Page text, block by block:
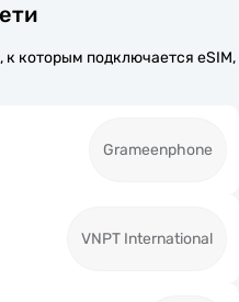
которым подключается eSIM,
Grameenphone
VNPT International